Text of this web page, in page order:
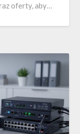
oferty, aby…